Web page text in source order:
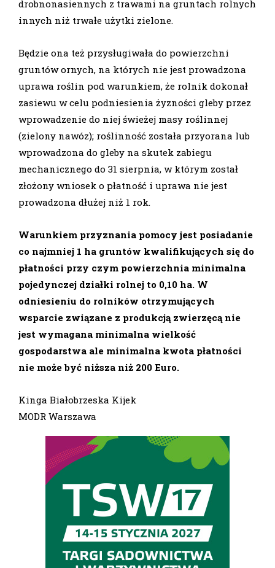
drobnonasiennych z trawami na gruntach rolnych
innych niż trwałe użytki zielone.
Będzie ona też przysługiwała do powierzchni
gruntów ornych, na których nie jest prowadzona
uprawa roślin pod warunkiem, że rolnik dokonał
zasiewu w celu podniesienia żyzności gleby przez
wprowadzenie do niej świeżej masy roślinnej
(zielony nawóz); roślinność została przyorana lub
wprowadzona do gleby na skutek zabiegu
mechanicznego do 31 sierpnia, w którym został
złożony wniosek o płatność i uprawa nie jest
prowadzona dłużej niż 1 rok.
Warunkiem przyznania pomocy jest posiadanie
co najmniej 1 ha gruntów kwalifikujących się do
płatności przy czym powierzchnia minimalna
pojedynczej działki rolnej to 0,10 ha. W
odniesieniu do rolników otrzymujących
wsparcie związane z produkcją zwierzęcą nie
jest wymagana minimalna wielkość
gospodarstwa ale minimalna kwota płatności
nie może być niższa niż 200 Euro.
Kinga Białobrzeska Kijek
MODR Warszawa